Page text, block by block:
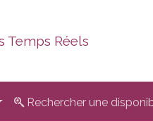
Temps Réels
Rechercher une